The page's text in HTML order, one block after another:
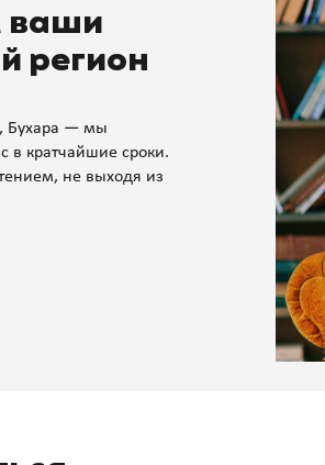
ваши
регион
Бухара — мы
в кратчайшие сроки.
не выходя из